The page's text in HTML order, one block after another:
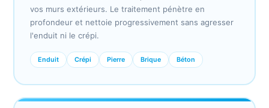
vos murs extérieurs. Le traitement pénètre en
profondeur et nettoie progressivement sans agresser
l'enduit ni le crépi.
Enduit Crépi Pierre Brique Béton